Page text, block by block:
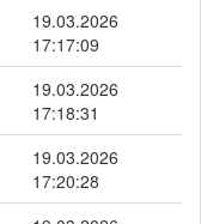
19.03.2026
17:17:09
19.03.2026
17:18:31
19.03.2026
17:20:28